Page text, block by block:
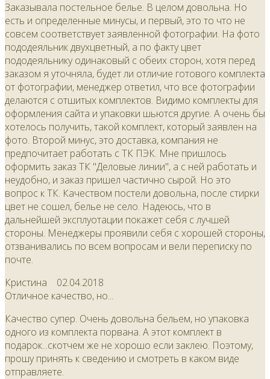
Заказывала постельное белье. В целом довольна. Но
есть и определенные минусы, и первый, это то что не
совсем соответствует заявленной фотографии. На фото
пододеяльник двухцветный, а по факту цвет
пододеяльнику одинаковый с обеих сторон, хотя перед
заказом я уточняла, будет ли отличие готового комплекта
от фотографии, менеджер ответил, что все фотографии
делаются с отшитых комплектов. Видимо комплекты для
оформления сайта и упаковки шьются другие. А очень бы
хотелось получить, такой комплект, который заявлен на
фото. Второй минус, это доставка, компания не
предпочитает работать с ТК ПЭК. Мне пришлось
оформить заказ ТК "Деловые линии", а с ней работать и
неудобно, и заказ пришел частично сырой. Но это
вопрос к ТК. Качеством постели довольна, после стирки
цвет не сошел, белье не село. Надеюсь, что в
дальнейшей эксплуотации покажет себя с лучшей
стороны. Менеджеры проявили себя с хорошей стороны,
отзванивались по всем вопросам и вели переписку по
почте.
Кристина 02.04.2018
Отличное качество, но...
Качество супер. Очень довольна бельем, но упаковка
одного из комплекта порвана. А этот комплект в
подарок...скотчем же не хорошо если заклею. Поэтому,
прошу принять к сведению и смотреть в каком виде
отправляете.